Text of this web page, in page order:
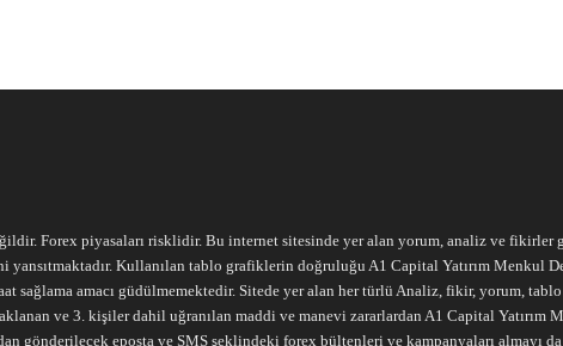
Forex piyasaları risklidir. Bu internet sitesinde yer alan yorum, analiz ve
Kullanılan tablo grafiklerin doğruluğu A1 Capital Yatırım Menkul
amacı güdülmemektedir. Sitede yer alan her türlü Analiz, fikir, yorum,
ve 3. kişiler dahil uğranılan maddi ve manevi zararlardan A1 Capital Yatırım
gönderilecek eposta ve SMS şeklindeki forex bültenleri ve kampanyaları almayı